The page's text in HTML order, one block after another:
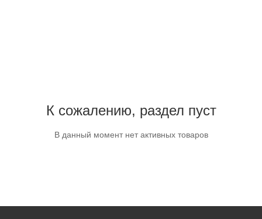
К сожалению, раздел пуст
В данный момент нет активных товаров